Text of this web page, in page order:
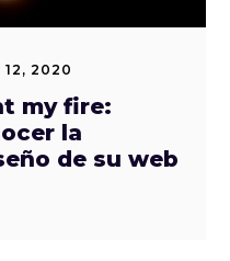
12, 2020
my fire:
la
de su web